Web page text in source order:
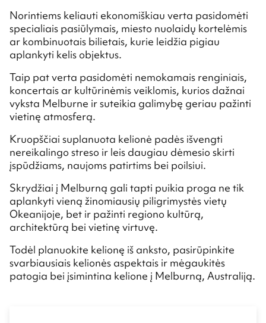
Norintiems keliauti ekonomiškiau verta pasidomėti
specialiais pasiūlymais, miesto nuolaidų kortelėmis
ar kombinuotais bilietais, kurie leidžia pigiau
aplankyti kelis objektus.
Taip pat verta pasidomėti nemokamais renginiais,
koncertais ar kultūrinėmis veiklomis, kurios dažnai
vyksta Melburne ir suteikia galimybę geriau pažinti
vietinę atmosferą.
Kruopščiai suplanuota kelionė padės išvengti
nereikalingo streso ir leis daugiau dėmesio skirti
įspūdžiams, naujoms patirtims bei poilsiui.
Skrydžiai į Melburną gali tapti puikia proga ne tik
aplankyti vieną žinomiausių piligrimystės vietų
Okeanijoje, bet ir pažinti regiono kultūrą,
architektūrą bei vietinę virtuvę.
Todėl planuokite kelionę iš anksto, pasirūpinkite
svarbiausiais kelionės aspektais ir mėgaukitės
patogia bei įsimintina kelione į Melburną, Australiją.